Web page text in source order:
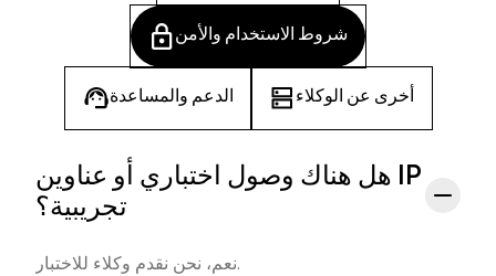
شروط الاستخدام والأمن
الدعم والمساعدة أخرى عن الوكلاء
هل هناك وصول اختباري أو عناوين IP
تجريبية؟
نعم، نحن نقدم وكلاء للاختبار.